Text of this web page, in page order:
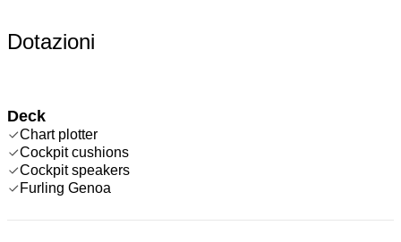
Dotazioni
Deck
Chart plotter
Cockpit cushions
Cockpit speakers
Furling Genoa